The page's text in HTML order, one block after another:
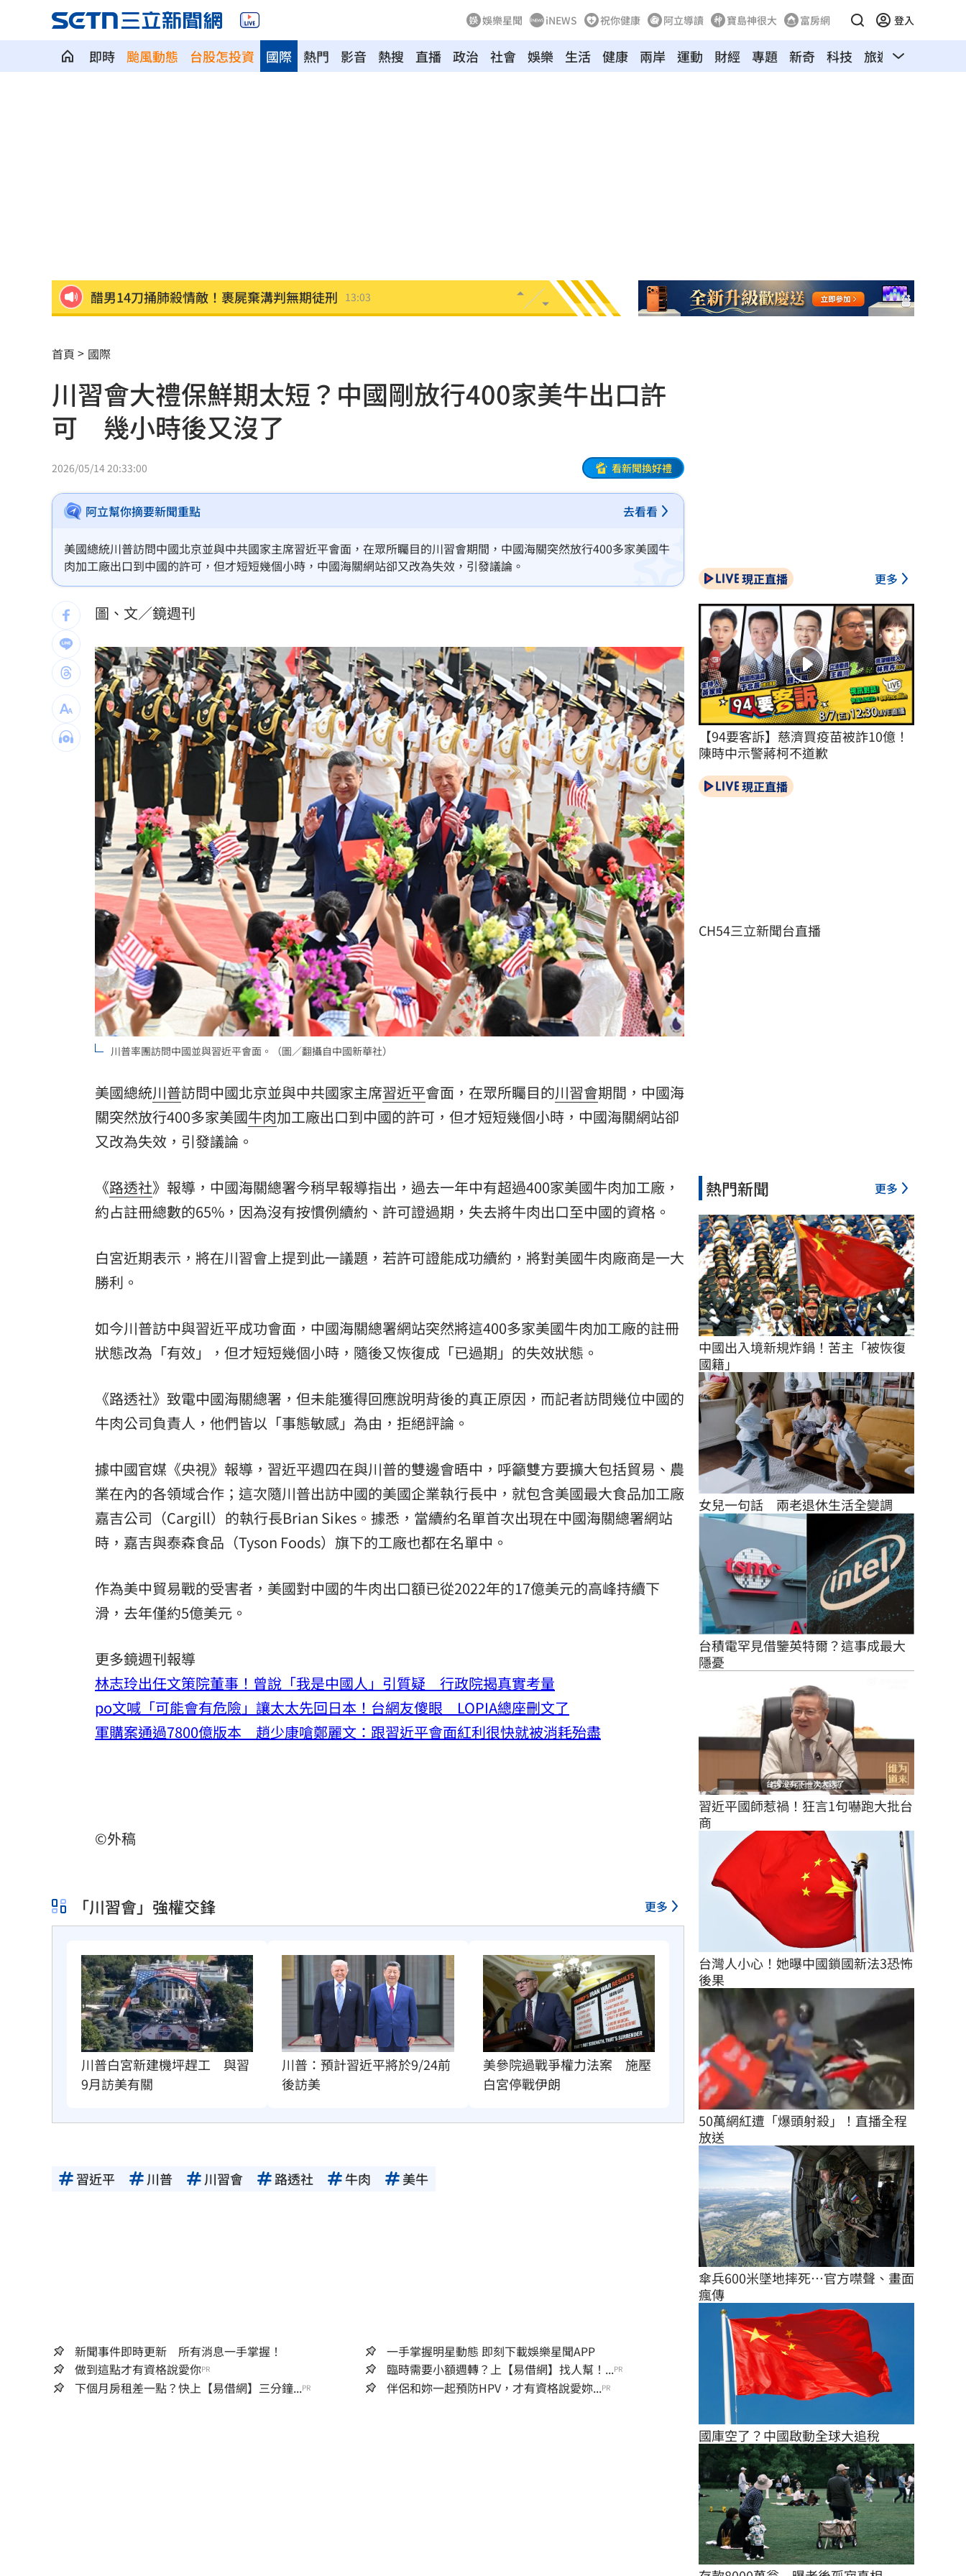
娛樂星聞 iNEWS 祝你健康 阿立導讀 寶島神很大 富房網 登入
即時 颱風動態 台股怎投資 熱門 影音 熱搜 直播 政治 社會 娛樂 生活 健康
國際 兩岸 運動 財經 專題 新奇 科技 旅遊 汽車
醋男14刀捅肺殺情敵！裹屍棄溝判無期徒刑 13:03
Audi限定福利 帶車迷前進F1新加坡大賽
有線電視員工「姿勢像休息」竟已死12hrs 12:53
金融族群開趴放紅煙火 這2檔沒被邀請
王凱靈堂開放 「純白燦笑遺照」曝光
內政部貪官收百萬放水 重判3年8月將入獄 12:49
為躲教召瞎掰被踢出戶籍！台中男付慘代價 12:46
漢光42／淡水河道部署3道致命防禦阻絕 12:29
高希均教授90歲逝！「白吃午餐」秘密曝光 12:28
今立秋「6生肖」恐衰爆！專家曝6招大開運 12:28
父親節旅遊被打亂！白海豚逼近2地區炸雨 12:27
肥大叔猝逝曾自嘲更生人！創年收破億品牌 12:26
徐莉玲槓王菲案外案 5566小刀驚爆離婚 12:25
台灣彩券開獎直播中 20:31
LIVE三立+24小時直播 15:27
三立iNEWS新聞台線上直播 18:00
商場戰國來臨 台中「頂奢大道」逐漸成形 12:00
台彩父親節推新刮刮樂千萬頭獎超「爸」氣 12:00
「拍片人的多重宇宙」職涯論壇9/12登場！ 10:30
8國球員齊聚高雄 Formosa 7s掀足球熱潮 10:00
理想混蛋號召粉絲跨海追星吃美食！ 18:15
首頁 國際
川習會大禮保鮮期太短？中國剛放行400家美牛出口許
可 幾小時後又沒了
2026/05/14 20:33:00 看新聞換好禮
阿立幫你摘要新聞重點 去看看
美國總統川普訪問中國北京並與中共國家主席習近平會面，在眾所矚目的川習會期間，中國海關突然放行400多家美國牛
肉加工廠出口到中國的許可，但才短短幾個小時，中國海關網站卻又改為失效，引發議論。
圖、文／鏡週刊
川普率團訪問中國並與習近平會面。（圖／翻攝自中國新華社）
美國總統川普訪問中國北京並與中共國家主席習近平會面，在眾所矚目的川習會期間，中國海
關突然放行400多家美國牛肉加工廠出口到中國的許可，但才短短幾個小時，中國海關網站卻
又改為失效，引發議論。
《路透社》報導，中國海關總署今稍早報導指出，過去一年中有超過400家美國牛肉加工廠，
約占註冊總數的65%，因為沒有按慣例續約、許可證過期，失去將牛肉出口至中國的資格。
白宮近期表示，將在川習會上提到此一議題，若許可證能成功續約，將對美國牛肉廠商是一大
勝利。
如今川普訪中與習近平成功會面，中國海關總署網站突然將這400多家美國牛肉加工廠的註冊
狀態改為「有效」，但才短短幾個小時，隨後又恢復成「已過期」的失效狀態。
《路透社》致電中國海關總署，但未能獲得回應說明背後的真正原因，而記者訪問幾位中國的
牛肉公司負責人，他們皆以「事態敏感」為由，拒絕評論。
據中國官媒《央視》報導，習近平週四在與川普的雙邊會晤中，呼籲雙方要擴大包括貿易、農
業在內的各領域合作；這次隨川普出訪中國的美國企業執行長中，就包含美國最大食品加工廠
嘉吉公司（Cargill）的執行長Brian Sikes。據悉，當續約名單首次出現在中國海關總署網站
時，嘉吉與泰森食品（Tyson Foods）旗下的工廠也都在名單中。
作為美中貿易戰的受害者，美國對中國的牛肉出口額已從2022年的17億美元的高峰持續下
滑，去年僅約5億美元。
更多鏡週刊報導
林志玲出任文策院董事！曾說「我是中國人」引質疑 行政院揭真實考量
po文喊「可能會有危險」讓太太先回日本！台網友傻眼 LOPIA總座刪文了
軍購案通過7800億版本 趙少康嗆鄭麗文：跟習近平會面紅利很快就被消耗殆盡
©外稿
「川習會」強權交鋒 更多
川普白宮新建機坪趕工　與習
9月訪美有關
川普：預計習近平將於9/24前
後訪美
美參院過戰爭權力法案　施壓
白宮停戰伊朗
習近平 川普 川習會 路透社 牛肉 美牛
新聞事件即時更新 所有消息一手掌握！
一手掌握明星動態 即刻下載娛樂星聞APP
做到這點才有資格說愛你PR 臨時需要小額週轉？上【易借網】找人幫！...PR
下個月房租差一點？快上【易借網】三分鐘...PR 伴侶和妳一起預防HPV，才有資格說愛妳...PR
現正直播 更多
【94要客訴】慈濟買疫苗被詐10億！
陳時中示警蔣柯不道歉
現正直播
CH54三立新聞台直播
熱門新聞 更多
中國出入境新規炸鍋！苦主「被恢復
國籍」
女兒一句話　兩老退休生活全變調
台積電罕見借鑒英特爾？這事成最大
隱憂
習近平國師惹禍！狂言1句嚇跑大批台
商
台灣人小心！她曝中國鎖國新法3恐怖
後果
50萬網紅遭「爆頭射殺」！直播全程
放送
傘兵600米墜地摔死…官方噤聲、畫面
瘋傳
國庫空了？中國啟動全球大追稅